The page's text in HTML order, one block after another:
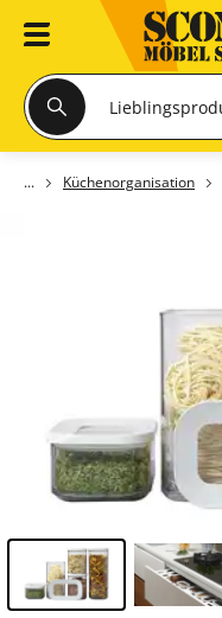
Küchenorganisation